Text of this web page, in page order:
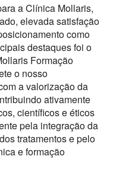
a Clínica Mollaris,
elevada satisfação
como
destaques foi o
Formação
o nosso
a valorização da
ativamente
científicos e éticos
pela integração da
tratamentos e pelo
e formação